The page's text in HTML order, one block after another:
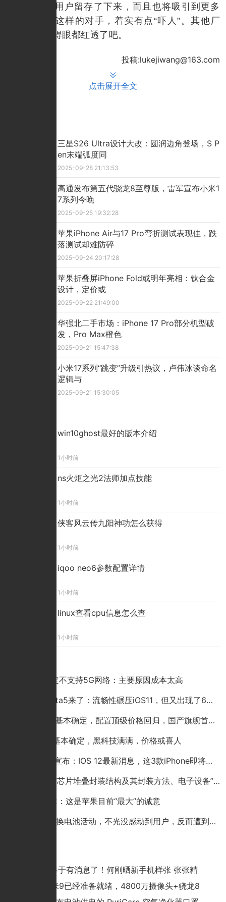
极大地将老用户留存了下来，而且也将吸引到更多
的新用户。这样的对手，着实有点“吓人”。其他厂
商，估计看得眼都红透了吧。
投稿:lukejiwang@163.com
点击展开全文
三星S26 Ultra设计大改：圆润边角登场，S P
en末端弧度同
2025-09-28 21:13:53
高通发布第五代骁龙8至尊版，雷军宣布小米1
7系列今晚
2025-09-25 19:32:28
苹果iPhone Air与17 Pro弯折测试表现佳，跌
落测试却难防碎
2025-09-24 20:17:28
苹果折叠屏iPhone Fold或明年亮相：钛合金
设计，定价或
2025-09-22 21:49:00
华强北二手市场：iPhone 17 Pro部分机型破
发，Pro Max橙色
2025-09-21 15:47:38
小米17系列“跳变”升级引热议，卢伟冰谈命名
逻辑与
2025-09-21 15:30:05
win10ghost最好的版本介绍
1小时前
ns火炬之光2法师加点技能
1小时前
侠客风云传九阳神功怎么获得
1小时前
iqoo neo6参数配置详情
1小时前
linux查看cpu信息怎么查
1小时前
小米9确定不支持5G网络：主要原因成本太高
iOS12 beta5来了：流畅性碾压iOS11，但又出现了6个新BUG
iPhone 9基本确定，配置顶级价格回归，国产旗舰首当其冲？别逗
iPhone9基本确定，黑科技满满，价格或喜人
苹果突然宣布：IOS 12最新消息，这3款iPhone即将淘汰
华为公布“芯片堆叠封装结构及其封装方法、电子设备”专利
苹果ios12：这是苹果目前“最大”的诚意
小米49元换电池活动，不光没感动到用户，反而遭到用户吐槽！
华为P60终于有消息了！何刚晒新手机样张 张张精
惊喜！小米9已经准备就绪，4800万摄像头+骁龙8